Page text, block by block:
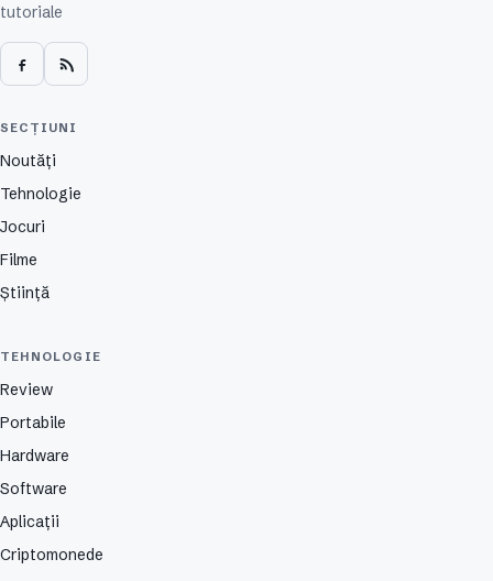
tutoriale
SECȚIUNI
Noutăți
Tehnologie
Jocuri
Filme
Știință
TEHNOLOGIE
Review
Portabile
Hardware
Software
Aplicații
Criptomonede